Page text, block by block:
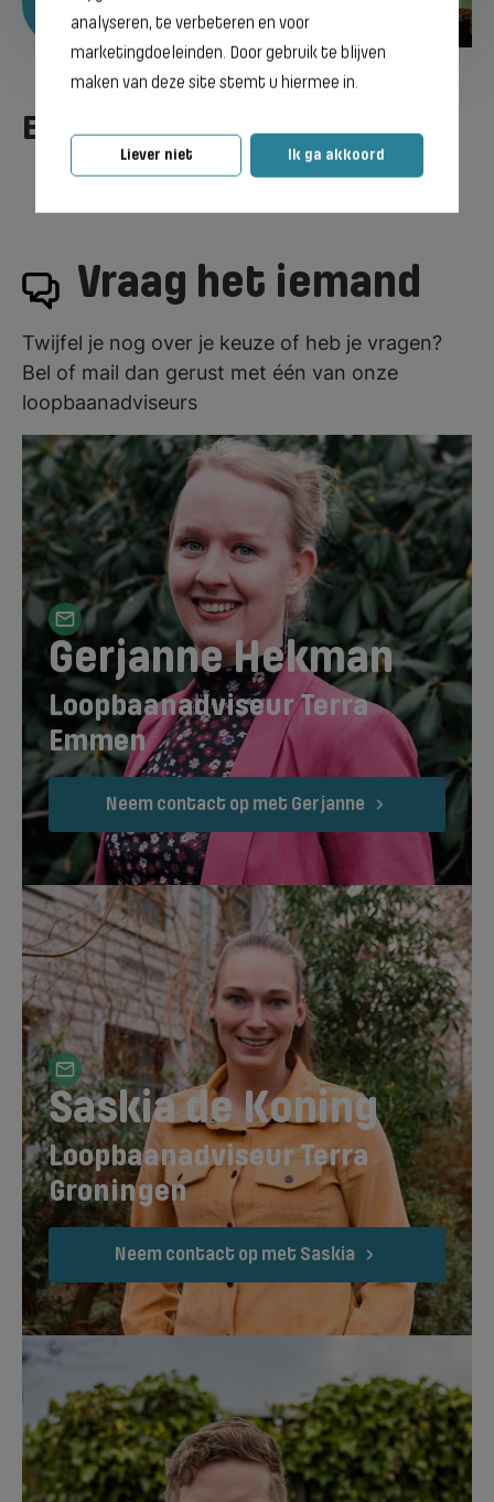
analyseren, te verbeteren en voor
marketingdoeleinden. Door gebruik te blijven
maken van deze site stemt u hiermee in.
Liever niet Ik ga akkoord
Evenementen
Vraag het iemand
Twijfel je nog over je keuze of heb je vragen?
Bel of mail dan gerust met één van onze
loopbaanadviseurs
Gerjanne Hekman
Loopbaanadviseur Terra
Emmen
Neem contact op met Gerjanne
Saskia de Koning
Loopbaanadviseur Terra
Groningen
Neem contact op met Saskia